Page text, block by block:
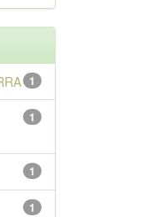
1
1
1
1